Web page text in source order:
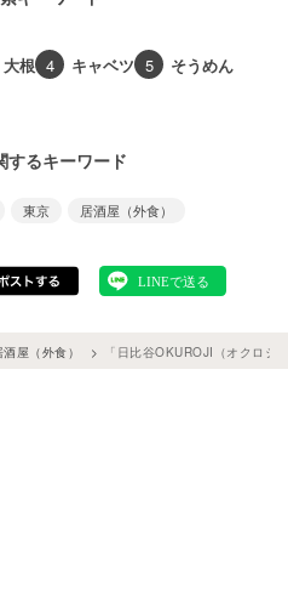
大根 4 キャベツ 5 そうめん
するキーワード
東京 居酒屋（外食）
酒屋（外食） 「日比谷OKUROJI（オクロジ